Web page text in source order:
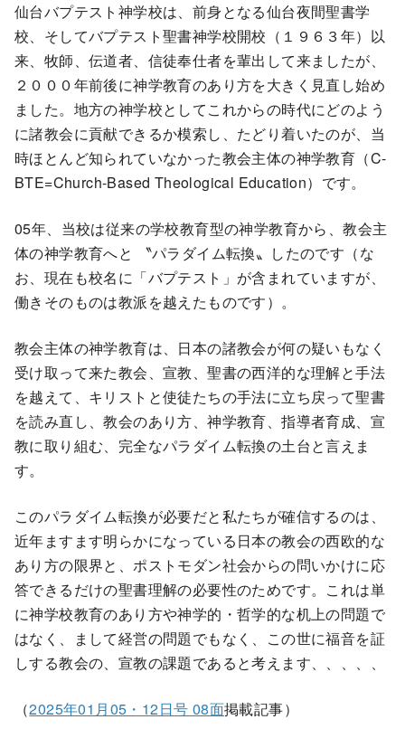
仙台バプテスト神学校は、前身となる仙台夜間聖書学
校、そしてバプテスト聖書神学校開校（１９６３年）以
来、牧師、伝道者、信徒奉仕者を輩出して来ましたが、
２０００年前後に神学教育のあり方を大きく見直し始め
ました。地方の神学校としてこれからの時代にどのよう
に諸教会に貢献できるか模索し、たどり着いたのが、当
時ほとんど知られていなかった教会主体の神学教育（C-
BTE=Church-Based Theological Education）です。
05年、当校は従来の学校教育型の神学教育から、教会主
体の神学教育へと 〝パラダイム転換〟したのです（な
お、現在も校名に「バプテスト」が含まれていますが、
働きそのものは教派を越えたものです）。
教会主体の神学教育は、日本の諸教会が何の疑いもなく
受け取って来た教会、宣教、聖書の西洋的な理解と手法
を越えて、キリストと使徒たちの手法に立ち戻って聖書
を読み直し、教会のあり方、神学教育、指導者育成、宣
教に取り組む、完全なパラダイム転換の土台と言えま
す。
このパラダイム転換が必要だと私たちが確信するのは、
近年ますます明らかになっている日本の教会の西欧的な
あり方の限界と、ポストモダン社会からの問いかけに応
答できるだけの聖書理解の必要性のためです。これは単
に神学校教育のあり方や神学的・哲学的な机上の問題で
はなく、まして経営の問題でもなく、この世に福音を証
しする教会の、宣教の課題であると考えます、、、、、
（2025年01月05・12日号 08面掲載記事）